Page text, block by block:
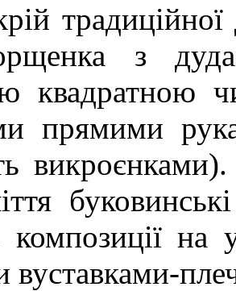
традиційної
з
квадратною
прямими
композиції на